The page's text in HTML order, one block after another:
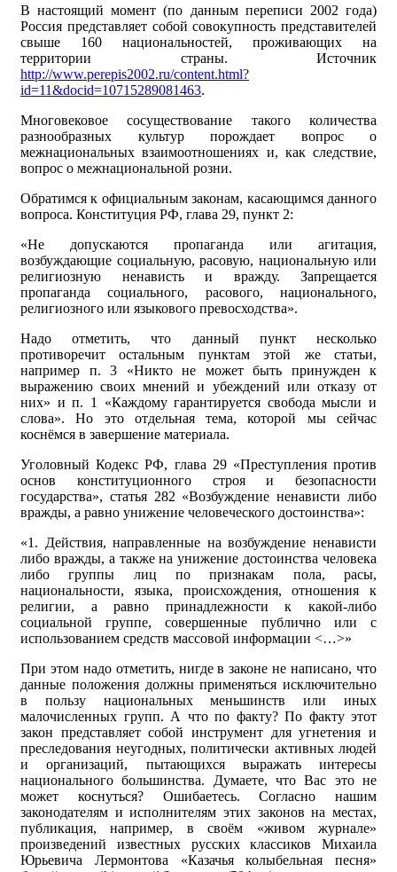
В настоящий момент (по данным переписи 2002 года)
Россия представляет собой совокупность представителей
свыше 160 национальностей, проживающих на
территории страны. Источник
http://www.perepis2002.ru/content.html?
id=11&docid=10715289081463.
Многовековое сосуществование такого количества
разнообразных культур порождает вопрос о
межнациональных взаимоотношениях и, как следствие,
вопрос о межнациональной розни.
Обратимся к официальным законам, касающимся данного
вопроса. Конституция РФ, глава 29, пункт 2:
«Не допускаются пропаганда или агитация,
возбуждающие социальную, расовую, национальную или
религиозную ненависть и вражду. Запрещается
пропаганда социального, расового, национального,
религиозного или языкового превосходства».
Надо отметить, что данный пункт несколько
противоречит остальным пунктам этой же статьи,
например п. 3 «Никто не может быть принужден к
выражению своих мнений и убеждений или отказу от
них» и п. 1 «Каждому гарантируется свобода мысли и
слова». Но это отдельная тема, которой мы сейчас
коснёмся в завершение материала.
Уголовный Кодекс РФ, глава 29 «Преступления против
основ конституционного строя и безопасности
государства», статья 282 «Возбуждение ненависти либо
вражды, а равно унижение человеческого достоинства»:
«1. Действия, направленные на возбуждение ненависти
либо вражды, а также на унижение достоинства человека
либо группы лиц по признакам пола, расы,
национальности, языка, происхождения, отношения к
религии, а равно принадлежности к какой-либо
социальной группе, совершенные публично или с
использованием средств массовой информации <…>»
При этом надо отметить, нигде в законе не написано, что
данные положения должны применяться исключительно
в пользу национальных меньшинств или иных
малочисленных групп. А что по факту? По факту этот
закон представляет собой инструмент для угнетения и
преследования неугодных, политически активных людей
и организаций, пытающихся выражать интересы
национального большинства. Думаете, что Вас это не
может коснуться? Ошибаетесь. Согласно нашим
законодателям и исполнителям этих законов на местах,
публикация, например, в своём «живом журнале»
произведений известных русских классиков Михаила
Юрьевича Лермонтова «Казачья колыбельная песня»